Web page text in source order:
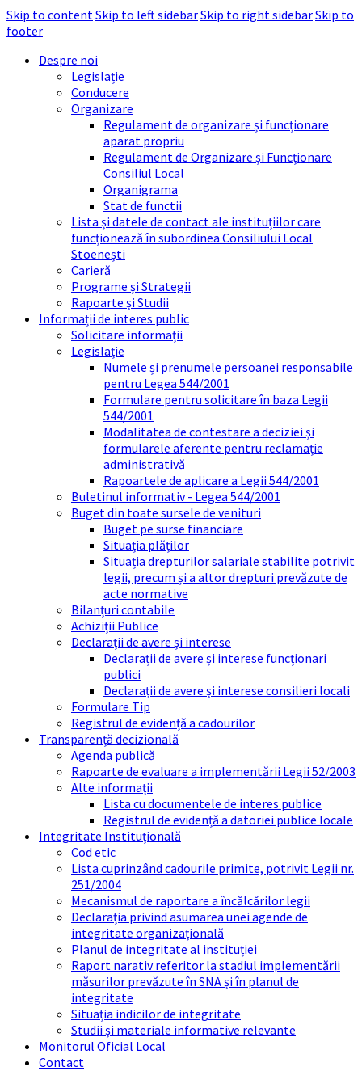
Skip to contentSkip to left sidebarSkip to right sidebarSkip to
footer
Despre noi
Legislație
Conducere
Organizare
Regulament de organizare și funcționare
aparat propriu
Regulament de Organizare și Funcționare
Consiliul Local
Organigrama
Stat de functii
Lista și datele de contact ale instituțiilor care
funcționează în subordinea Consiliului Local
Stoenești
Carieră
Programe și Strategii
Rapoarte și Studii
Informații de interes public
Solicitare informații
Legislație
Numele și prenumele persoanei responsabile
pentru Legea 544/2001
Formulare pentru solicitare în baza Legii
544/2001
Modalitatea de contestare a deciziei și
formularele aferente pentru reclamație
administrativă
Rapoartele de aplicare a Legii 544/2001
Buletinul informativ - Legea 544/2001
Buget din toate sursele de venituri
Buget pe surse financiare
Situația plăților
Situația drepturilor salariale stabilite potrivit
legii, precum și a altor drepturi prevăzute de
acte normative
Bilanțuri contabile
Achiziții Publice
Declarații de avere și interese
Declarații de avere și interese funcționari
publici
Declarații de avere și interese consilieri locali
Formulare Tip
Registrul de evidență a cadourilor
Transparență decizională
Agenda publică
Rapoarte de evaluare a implementării Legii 52/2003
Alte informații
Lista cu documentele de interes publice
Registrul de evidență a datoriei publice locale
Integritate Instituțională
Cod etic
Lista cuprinzând cadourile primite, potrivit Legii nr.
251/2004
Mecanismul de raportare a încălcărilor legii
Declarația privind asumarea unei agende de
integritate organizațională
Planul de integritate al instituției
Raport narativ referitor la stadiul implementării
măsurilor prevăzute în SNA și în planul de
integritate
Situația indicilor de integritate
Studii și materiale informative relevante
Monitorul Oficial Local
Contact